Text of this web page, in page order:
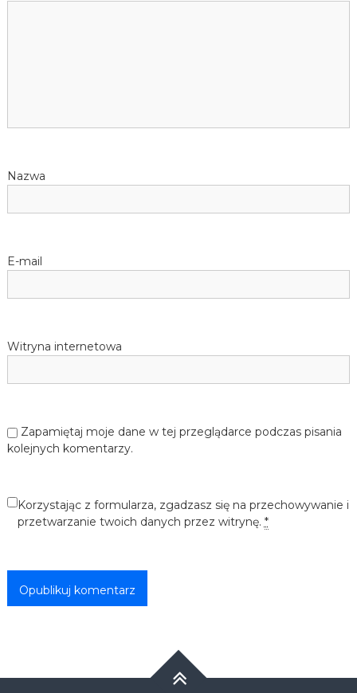
Nazwa
E-mail
Witryna internetowa
Zapamiętaj moje dane w tej przeglądarce podczas pisania
kolejnych komentarzy.
Korzystając z formularza, zgadzasz się na przechowywanie i
przetwarzanie twoich danych przez witrynę. *